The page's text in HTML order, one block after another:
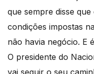
que sempre disse
condições impostas
não havia negócio. E
O presidente do
vai seguir o seu